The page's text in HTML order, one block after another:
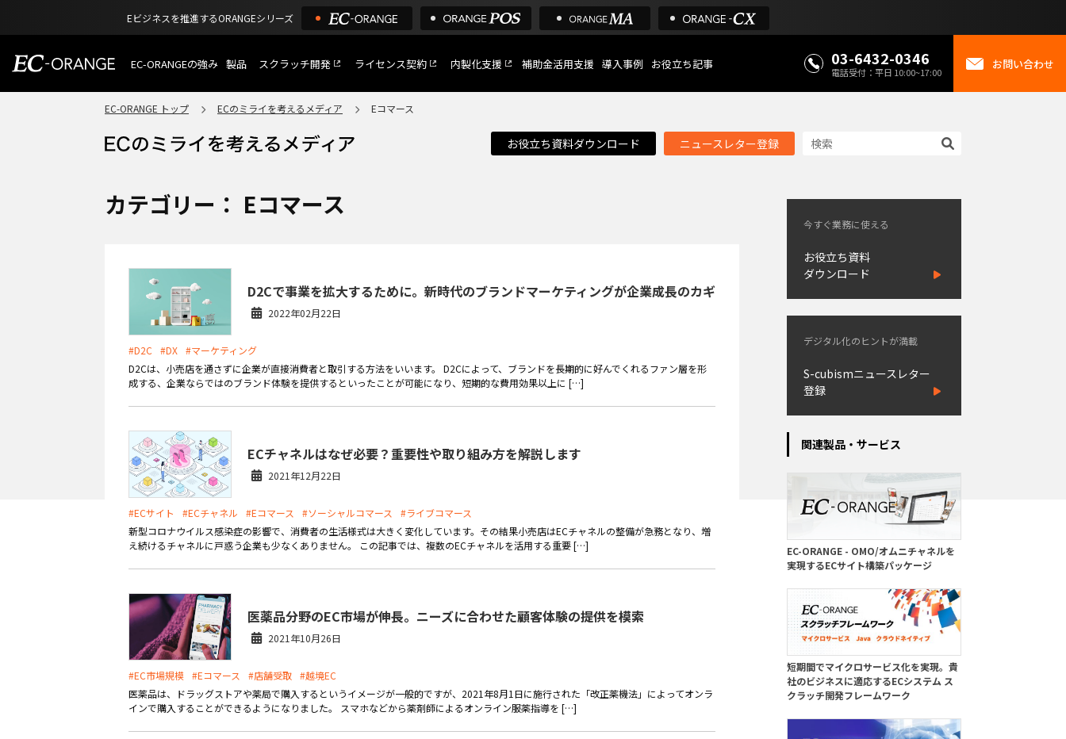
Eビジネスを推進するORANGEシリーズ
EC-ORANGEの強み
選ばれる理由
ECサイトのリプレイス
機能一覧
外部サービス連携
インフラ環境・サポート
製品
特長
ショッピングモール型 EC
通販受注対応
ECと通販の連動を可能に
スクラッチ開発 ライセンス契約 内製化支援 補助金活用支援 導入事例 お役立ち記事 03-6432-0346
電話受付：平日 10:00~17:00
お問い合わせ
EC-ORANGE トップ ECのミライを考えるメディア Eコマース
お役立ち資料ダウンロード ニュースレター登録
カテゴリー： Eコマース
D2Cで事業を拡大するために。新時代のブランドマーケティングが企業成長のカギ
2022年02月22日
#D2C #DX #マーケティング
D2Cは、小売店を通さずに企業が直接消費者と取引する方法をいいます。 D2Cによって、ブランドを長期的に好んでくれるファン層を形
成する、企業ならではのブランド体験を提供するといったことが可能になり、短期的な費用効果以上に […]
ECチャネルはなぜ必要？重要性や取り組み方を解説します
2021年12月22日
#ECサイト #ECチャネル #Eコマース #ソーシャルコマース
#ライブコマース
新型コロナウイルス感染症の影響で、消費者の生活様式は大きく変化しています。その結果小売店はECチャネルの整備が急務となり、増
え続けるチャネルに戸惑う企業も少なくありません。 この記事では、複数のECチャネルを活用する重要 […]
医薬品分野のEC市場が伸長。ニーズに合わせた顧客体験の提供を模索
2021年10月26日
#EC市場規模 #Eコマース #店舗受取 #越境EC
医薬品は、ドラッグストアや薬局で購入するというイメージが一般的ですが、2021年8月1日に施行された「改正薬機法」によってオンラ
インで購入することができるようになりました。 スマホなどから薬剤師によるオンライン服薬指導を […]
今すぐ業務に使える
お役立ち資料
ダウンロード
デジタル化のヒントが満載
S-cubismニュースレター
登録
関連製品・サービス
EC-ORANGE - OMO/オムニチャネルを
実現するECサイト構築パッケージ
短期間でマイクロサービス化を実現。貴
社のビジネスに適応するECシステム ス
クラッチ開発フレームワーク